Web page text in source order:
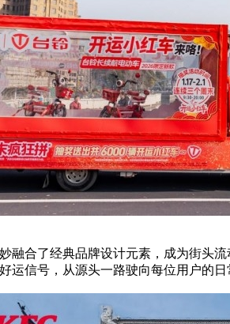
融合了经典品牌设计元素，成为街头
运信号，从源头一路驶向每位用户的日